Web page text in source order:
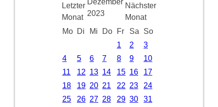
Dezember
2023
Mo Di Mi Do Fr Sa
So
1
2
3
4
5 6 7 8 9
10
11
12 13 14 15 16
17
18
19 20 21 22 23
24
25
26 27 28 29 30 31